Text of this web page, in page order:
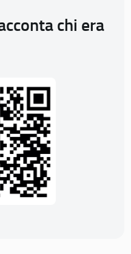
chi era